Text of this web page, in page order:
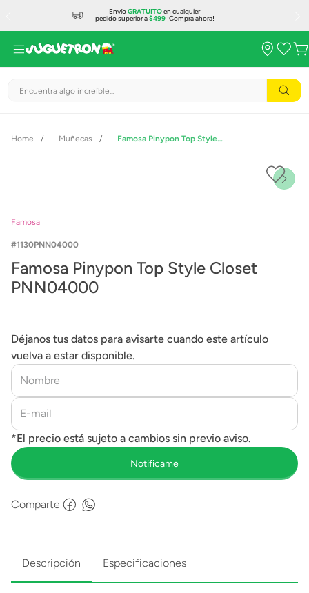
EnvíoGRATUITOen cualquier
pedido superior a$499¡Compra ahora!
Encuentra algo increíble...
Muñecas Famosa Pinypon Top Style Closet PNN04000
Famosa
1130PNN04000
Famosa Pinypon Top Style Closet
PNN04000
Déjanos tus datos para avisarte cuando este artículo
vuelva a estar disponible.
Comparte
Descripción Especificaciones